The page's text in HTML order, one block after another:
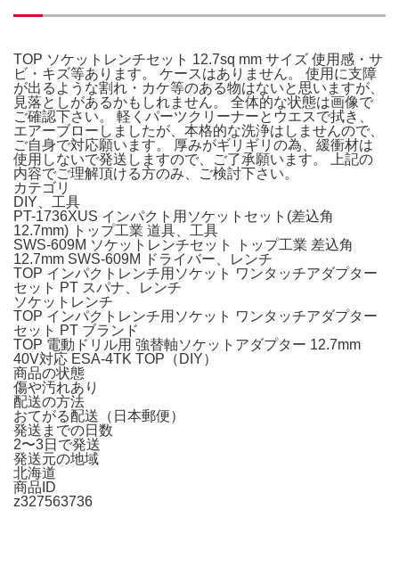
TOP ソケットレンチセット 12.7sq mm サイズ 使用感・サ
ビ・キズ等あります。 ケースはありません。 使用に支障
が出るような割れ・カケ等のある物はないと思いますが、
見落としがあるかもしれません。 全体的な状態は画像で
ご確認下さい。 軽くパーツクリーナーとウエスで拭き、
エアーブローしましたが、本格的な洗浄はしませんので、
ご自身で対応願います。 厚みがギリギリの為、緩衝材は
使用しないで発送しますので、ご了承願います。 上記の
内容でご理解頂ける方のみ、ご検討下さい。
カテゴリ
DIY、工具
PT-1736XUS インパクト用ソケットセット(差込角
12.7mm) トップ工業 道具、工具
SWS-609M ソケットレンチセット トップ工業 差込角
12.7mm SWS-609M ドライバー、レンチ
TOP インパクトレンチ用ソケット ワンタッチアダプター
セット PT スパナ、レンチ
ソケットレンチ
TOP インパクトレンチ用ソケット ワンタッチアダプター
セット PT ブランド
TOP 電動ドリル用 強替軸ソケットアダプター 12.7mm
40V対応 ESA-4TK TOP（DIY）
商品の状態
傷や汚れあり
配送の方法
おてがる配送（日本郵便）
発送までの日数
2〜3日で発送
発送元の地域
北海道
商品ID
z327563736